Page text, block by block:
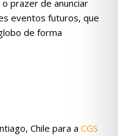
prazer de anunciar
eventos futuros, que
de forma
Chile para a CGS